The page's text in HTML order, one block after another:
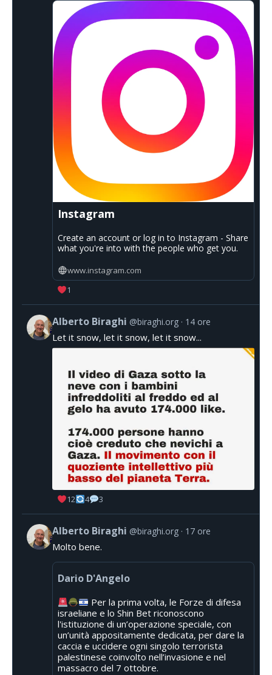
Instagram
Create an account or log in to Instagram - Share
what you're into with the people who get you.
www.instagram.com
1
Alberto Biraghi @biraghi.org 14 ore
Let it snow, let it snow, let it snow...
12 4 3
Alberto Biraghi @biraghi.org 17 ore
Molto bene.
Dario D'Angelo
Per la prima volta, le Forze di difesa
israeliane e lo Shin Bet riconoscono
l'istituzione di un’operazione speciale, con
un’unità appositamente dedicata, per dare la
caccia e uccidere ogni singolo terrorista
palestinese coinvolto nell’invasione e nel
massacro del 7 ottobre.